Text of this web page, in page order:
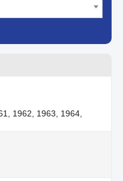
1962, 1963, 1964,